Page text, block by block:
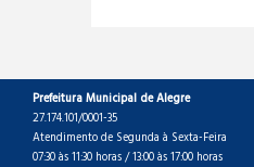
Prefeitura Municipal de Alegre
27.174.101/0001-35
Atendimento de Segunda à Sexta-Feira
07:30 às 11:30 horas / 13:00 às 17:00 horas